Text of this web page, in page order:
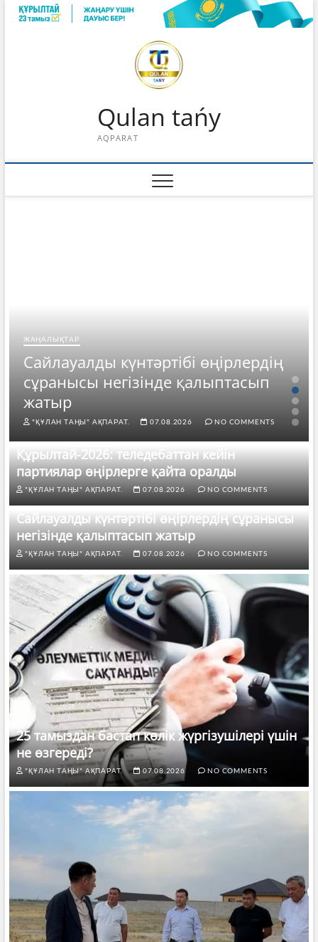
Skip
Qulan tańy
AQPARAT
ЖАҢАЛЫҚТАР
Сайлауалды күнтәртібі өңірлердің
сұранысы негізінде қалыптасып
жатыр
"ҚҰЛАН ТАҢЫ" АҚПАРАТ. 07.08.2026 NO COMMENTS
Құрылтай-2026: теледебаттан кейін
партиялар өңірлерге қайта оралды
"ҚҰЛАН ТАҢЫ" АҚПАРАТ. 07.08.2026 NO COMMENTS
Сайлауалды күнтәртібі өңірлердің сұранысы
негізінде қалыптасып жатыр
"ҚҰЛАН ТАҢЫ" АҚПАРАТ. 07.08.2026 NO COMMENTS
25 тамыздан бастап көлік жүргізушілері үшін
не өзгереді?
"ҚҰЛАН ТАҢЫ" АҚПАРАТ. 07.08.2026 NO COMMENTS